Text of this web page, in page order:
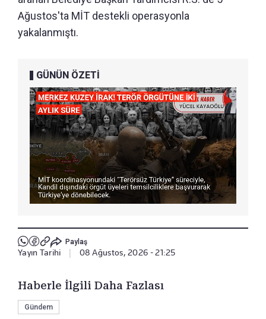
Ağustos'ta MİT destekli operasyonla
yakalanmıştı.
GÜNÜN ÖZETİ
Paylaş
Yayın Tarihi 08 Ağustos, 2026 - 21:25
Haberle İlgili Daha Fazlası
Gündem